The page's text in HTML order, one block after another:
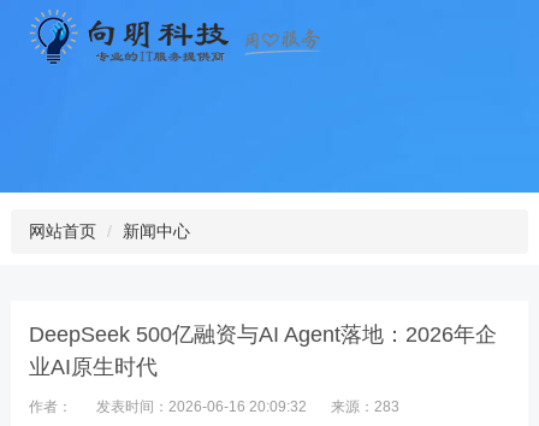
网站首页 新闻中心
DeepSeek 500亿融资与AI Agent落地：2026年企
业AI原生时代
作者： 发表时间：2026-06-16 20:09:32 来源：283